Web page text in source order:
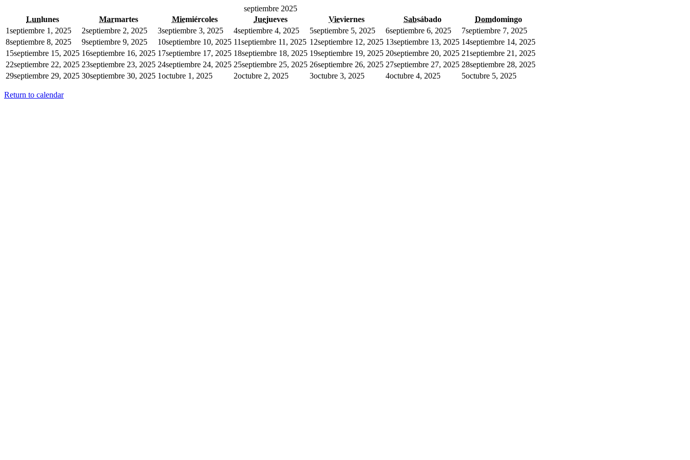
septiembre 2025
Lunlunes Marmartes Miemiércoles Juejueves Vieviernes Sabsábado Domdomingo
1septiembre 1, 2025 2septiembre 2, 2025 3septiembre 3, 2025 4septiembre 4, 2025 5septiembre 5, 2025 6septiembre 6, 2025 7septiembre 7, 2025
8septiembre 8, 2025 9septiembre 9, 2025 10septiembre 10, 2025 11septiembre 11, 2025 12septiembre 12, 2025 13septiembre 13, 2025 14septiembre 14, 2025
15septiembre 15, 2025 16septiembre 16, 2025 17septiembre 17, 2025 18septiembre 18, 2025 19septiembre 19, 2025 20septiembre 20, 2025 21septiembre 21, 2025
22septiembre 22, 2025 23septiembre 23, 2025 24septiembre 24, 2025 25septiembre 25, 2025 26septiembre 26, 2025 27septiembre 27, 2025 28septiembre 28, 2025
29septiembre 29, 2025 30septiembre 30, 2025 1octubre 1, 2025 2octubre 2, 2025 3octubre 3, 2025 4octubre 4, 2025 5octubre 5, 2025
Return to calendar